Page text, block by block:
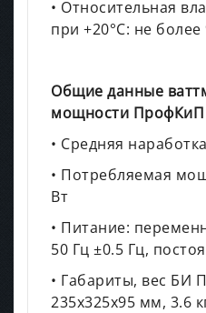
• Относительная
при +20°С: не более
Общие данные
мощности ПрофКиП
• Средняя
• Потребляемая
Вт
• Питание:
50 Гц ±0.5 Гц,
• Габариты, вес
235х325х95 мм, 3.6